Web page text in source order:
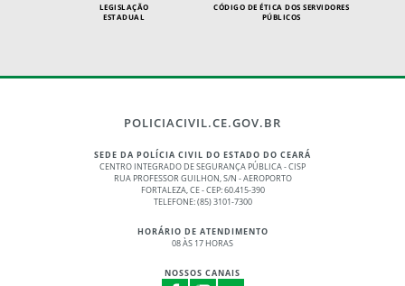
LEGISLAÇÃO
ESTADUAL
CÓDIGO DE ÉTICA DOS SERVIDORES
PÚBLICOS
POLICIACIVIL.CE.GOV.BR
SEDE DA POLÍCIA CIVIL DO ESTADO DO CEARÁ
CENTRO INTEGRADO DE SEGURANÇA PÚBLICA - CISP
RUA PROFESSOR GUILHON, S/N - AEROPORTO
FORTALEZA, CE - CEP: 60.415-390
TELEFONE: (85) 3101-7300
HORÁRIO DE ATENDIMENTO
08 ÀS 17 HORAS
NOSSOS CANAIS